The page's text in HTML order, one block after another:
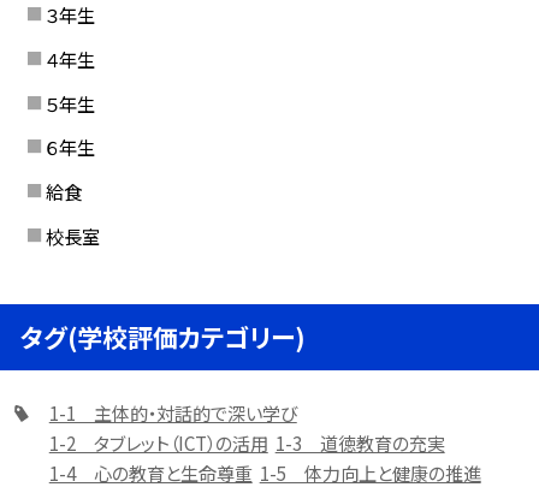
３年生
４年生
５年生
６年生
給食
校長室
タグ(学校評価カテゴリー)
1-1 主体的・対話的で深い学び
1-2 タブレット（ICT）の活用 1-3 道徳教育の充実
1-4 心の教育と生命尊重 1-5 体力向上と健康の推進